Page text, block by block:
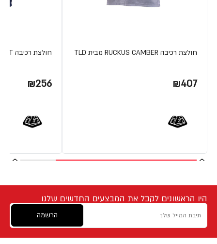
חולצת רכיבה RUCKUS CAMBER מבית TLD
₪407
חולצת רכיבה FLOWLINE WINDWARD SHORT מבית TLD
₪256
היו הראשונים לקבל את המבצעים החדשים שלנו
הרשמה